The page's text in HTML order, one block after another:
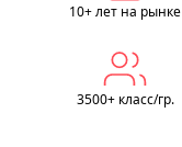
10+ лет на рынке
3500+ класс/гр.